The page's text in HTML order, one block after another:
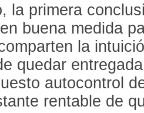
la primera
buena medida
la
quedar
autocontrol
rentable de